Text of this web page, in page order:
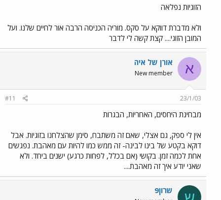
הזוגיות נפלאה
ולא מדברת דווקא על סקס. מוריה הכניסה הרבה אור לחיים שלנו. ועל
המובן הזוגי.... קצת קשה לי לדבר
א אורן של איה
New member
23/1/03
#11
מבחינת היחסים, האחריות, הבגרות
אין לי ספק, גם אצלי, שאם זה משתבח, סימן שהצלחנו בזוגיות. אבל
דוקא בקטע של בינו לבינה- זה ממש כמו להיות עם מאהבת. נפגשים
אחת לכמה זמן. בקושי (אם בכלל, לפחות כרגע) ישנים ביחד. ולא
שאני יודע איך זה מאהבת....
ש שרון9